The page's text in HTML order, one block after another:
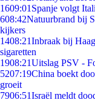
1609:01 Spanje volgt
608:42Natuurbrand bij
kijkers
1408:21Inbraak bij
sigaretten
1908:21Uitslag PSV -
5207:19China boekt
groeit
7906:51Israël meldt